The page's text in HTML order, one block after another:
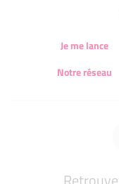
Je me lance
Notre réseau